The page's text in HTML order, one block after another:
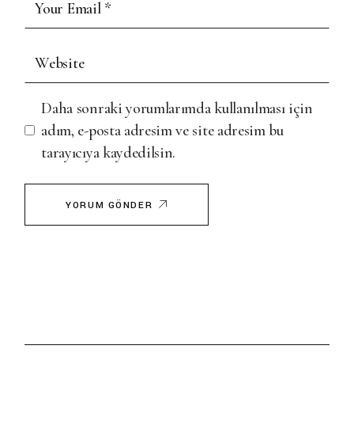
Daha sonraki yorumlarımda kullanılması için
adım, e-posta adresim ve site adresim bu
tarayıcıya kaydedilsin.
YORUM GÖNDER